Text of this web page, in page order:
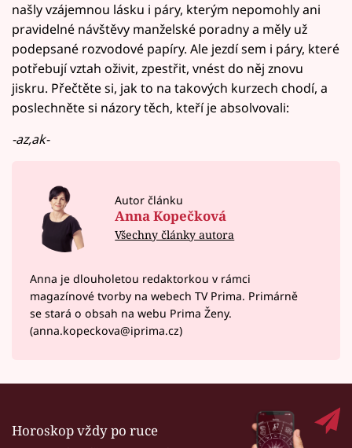
našly vzájemnou lásku i páry, kterým nepomohly ani
pravidelné návštěvy manželské poradny a měly už
podepsané rozvodové papíry. Ale jezdí sem i páry, které
potřebují vztah oživit, zpestřit, vnést do něj znovu
jiskru. Přečtěte si, jak to na takových kurzech chodí, a
poslechněte si názory těch, kteří je absolvovali:
-az,ak-
Autor článku
Anna Kopečková
Všechny články autora
Anna je dlouholetou redaktorkou v rámci
magazínové tvorby na webech TV Prima. Primárně
se stará o obsah na webu Prima Ženy.
(anna.kopeckova@iprima.cz)
Horoskop vždy po ruce